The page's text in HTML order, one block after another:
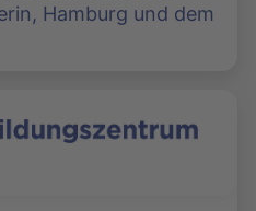
Hamburg und dem